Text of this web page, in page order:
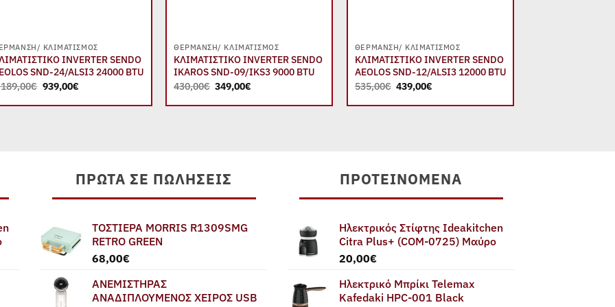
ΚΛΙΜΑΤΙΣΜΌΣ
INVERTER SENDO
SND-24/ALSI3 24000 BTU
€ Original
price
was:
939,00€Η
τιμή
ΘΈΡΜΑΝΣΗ/ ΚΛΙΜΑΤΙΣΜΌΣ
ΚΛΙΜΑΤΙΣΤΙΚΟ INVERTER SENDO
IKAROS SND-09/IKS3 9000 BTU
430,00€ Original
price
was:
349,00€Η
τιμή
ΘΈΡΜΑΝΣΗ/ ΚΛΙΜΑΤΙΣΜΌΣ
ΚΛΙΜΑΤΙΣΤΙΚΟ INVERTER SENDO
AEOLOS SND-12/ALSI3 12000 BTU
535,00€ Original
price
was:
439,00€Η
τιμή
ΠΡΏΤΑ ΣΕ ΠΩΛΉΣΕΙΣ
ΤΟΣΤΙΕΡΑ MORRIS R1309SMG
RETRO GREEN
68,00€
ΑΝΕΜΙΣΤΗΡΑΣ
ΑΝΑΔΙΠΛΟΥΜΕΝΟΣ ΧΕΙΡΟΣ USB
ΠΡΟΤΕΙΝΌΜΕΝΑ
Ηλεκτρικός Στίφτης Ideakitchen
Citra Plus+ (COM-0725) Μαύρο
20,00€
Ηλεκτρικό Μπρίκι Telemax
Kafedaki HPC-001 Black